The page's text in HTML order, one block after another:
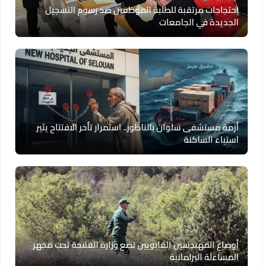
احتجاجات مرتقبة للطلبة الموظفين ضد رسوم التسجيل
الجديدة في الجامعات
أزمة مستشفى سلوان بالناظور.. استمرار تأخر الافتتاح يثير
استياء الساكنة
أوضاع المهندسين الغابويين تضع وزارة الفلاحة تحت مجهر
المساءلة البرلمانية